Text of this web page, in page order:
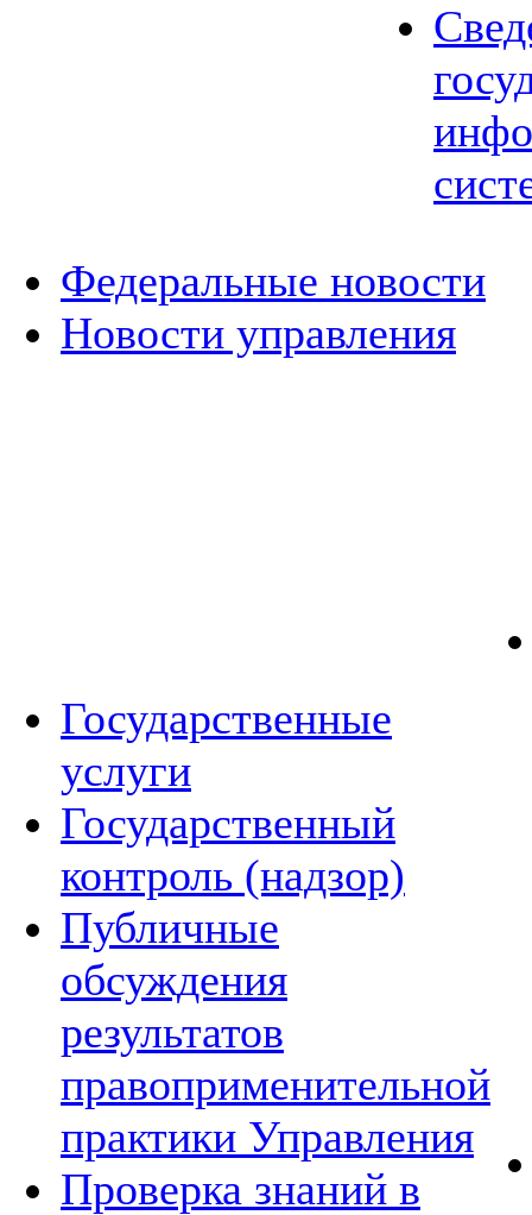
Федеральные новости
Новости управления
Государственные
услуги
Государственный
контроль (надзор)
Публичные
обсуждения
результатов
правоприменительной
практики Управления
Проверка знаний в